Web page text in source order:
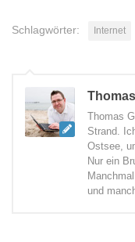
Schlagwörter: Internet
Thomas
Strand.
Ostsee,
Nur ein
und